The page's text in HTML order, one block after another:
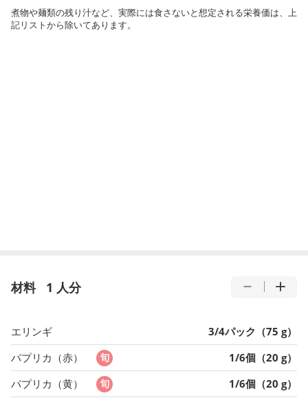
煮物や麺類の残り汁など、実際には食さないと想定される栄養価は、上
記リストから除いてあります。
材料 1 人分
エリンギ
3/4パック（75 g）
パプリカ（赤）
1/6個（20 g）
パプリカ（黄）
1/6個（20 g）